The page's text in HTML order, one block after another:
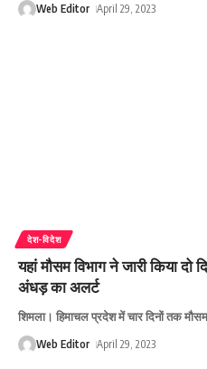
Web Editor April 29, 2023
देश-विदेश
यहां मौसम विभाग ने जारी किया दो
अंधड़ का अलर्ट
शिमला। हिमाचल प्रदेश में चार दिनों तक
Web Editor April 29, 2023